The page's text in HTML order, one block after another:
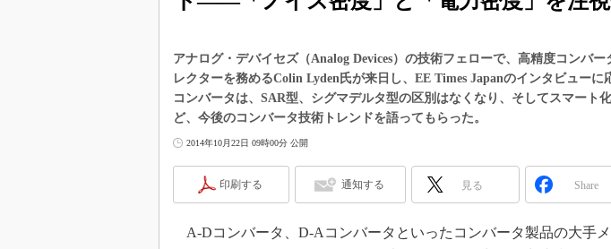
電源設計（EDN Japan
エレクトロニクス入門
Japan）
世界を「数字」で回してみよう
踊るバズワード ～Behind the
Buzzword
製品分解で探るアジアの新トレンド
光伝送技術を知る
“異端児エンジニア”が仕掛けた社内
アナログ・デバイセズ（Analog Devices）の技術フェローで、高精度コンバ
レクターを務めるColin Lyden氏が来日し、EE Times Japanのインタビューに
コンバータは、SAR型、シグマデルタ型の区別はなくなり、そしてスマート
ど、今後のコンバータ技術トレンドを語ってもらった。
2014年10月22日 09時00分 公開
印刷する 通知する 見る Share
A-Dコンバータ、D-Aコンバータといったコンバータ製品の大手